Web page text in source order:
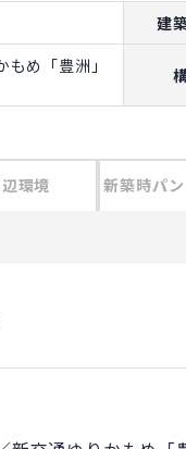
建
め「豊洲」
環境 新築時パ